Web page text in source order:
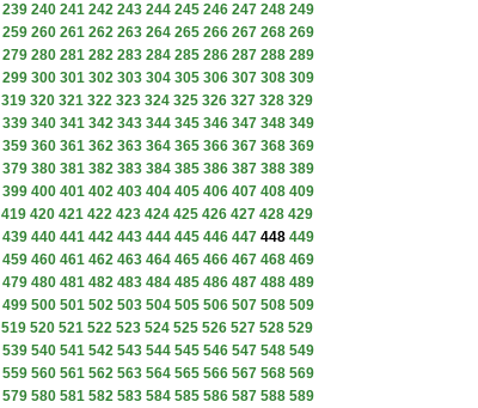
239 240 241 242 243 244 245 246 247 248 249
259 260 261 262 263 264 265 266 267 268 269
279 280 281 282 283 284 285 286 287 288 289
299 300 301 302 303 304 305 306 307 308 309
319 320 321 322 323 324 325 326 327 328 329
339 340 341 342 343 344 345 346 347 348 349
359 360 361 362 363 364 365 366 367 368 369
379 380 381 382 383 384 385 386 387 388 389
399 400 401 402 403 404 405 406 407 408 409
419 420 421 422 423 424 425 426 427 428 429
439 440 441 442 443 444 445 446 447 448 449
459 460 461 462 463 464 465 466 467 468 469
479 480 481 482 483 484 485 486 487 488 489
499 500 501 502 503 504 505 506 507 508 509
519 520 521 522 523 524 525 526 527 528 529
539 540 541 542 543 544 545 546 547 548 549
559 560 561 562 563 564 565 566 567 568 569
579 580 581 582 583 584 585 586 587 588 589